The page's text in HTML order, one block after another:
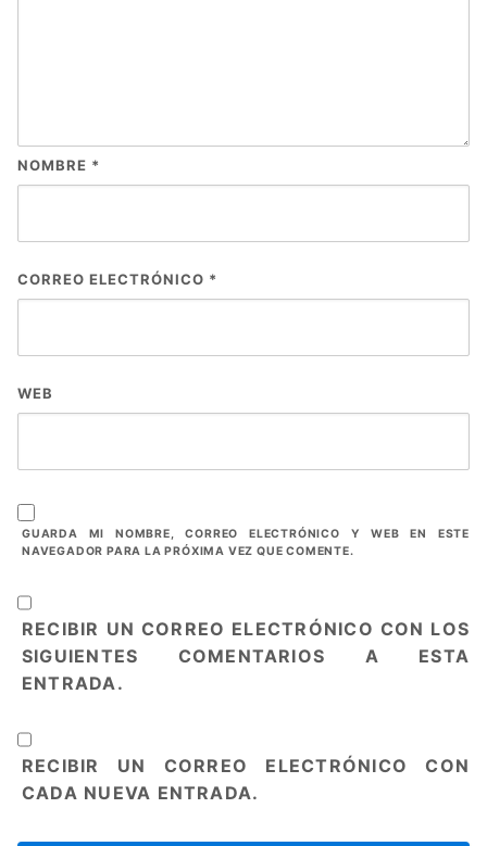
NOMBRE *
CORREO ELECTRÓNICO *
WEB
GUARDA MI NOMBRE, CORREO ELECTRÓNICO Y WEB EN ESTE
NAVEGADOR PARA LA PRÓXIMA VEZ QUE COMENTE.
RECIBIR UN CORREO ELECTRÓNICO CON LOS
SIGUIENTES COMENTARIOS A ESTA
ENTRADA.
RECIBIR UN CORREO ELECTRÓNICO CON
CADA NUEVA ENTRADA.